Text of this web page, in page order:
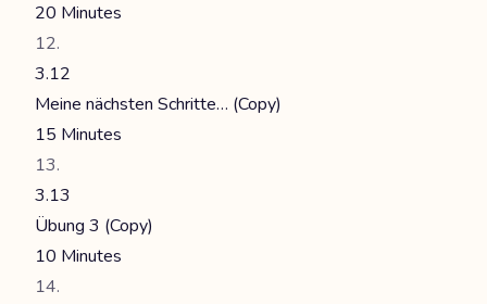
20 Minutes
3.12
Meine nächsten Schritte… (Copy)
15 Minutes
3.13
Übung 3 (Copy)
10 Minutes